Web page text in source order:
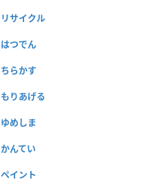
リサイクル
はつでん
ちらかす
もりあげる
ゆめしま
かんてい
ペイント